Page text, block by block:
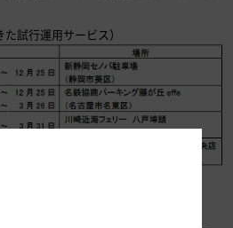
試行運用サービス）